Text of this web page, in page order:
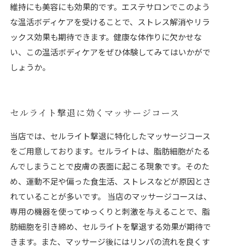
維持にも美容にも効果的です。エステサロンでこのよう
な温活ボディケアを受けることで、ストレス解消やリラ
ックス効果も期待できます。健康な体作りに欠かせな
い、この温活ボディケアをぜひ体験してみてはいかがで
しょうか。
セルライト撃退に効くマッサージコース
当店では、セルライト撃退に特化したマッサージコース
をご用意しております。セルライトは、脂肪細胞がたる
んでしまうことで皮膚の表面に起こる現象です。そのた
め、運動不足や偏った食生活、ストレスなどが原因とさ
れていることが多いです。 当店のマッサージコースは、
専用の機器を使ってゆっくりと刺激を与えることで、脂
肪細胞を引き締め、セルライトを撃退する効果が期待で
きます。また、マッサージ後にはリンパの流れを良くす